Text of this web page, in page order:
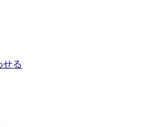
せる